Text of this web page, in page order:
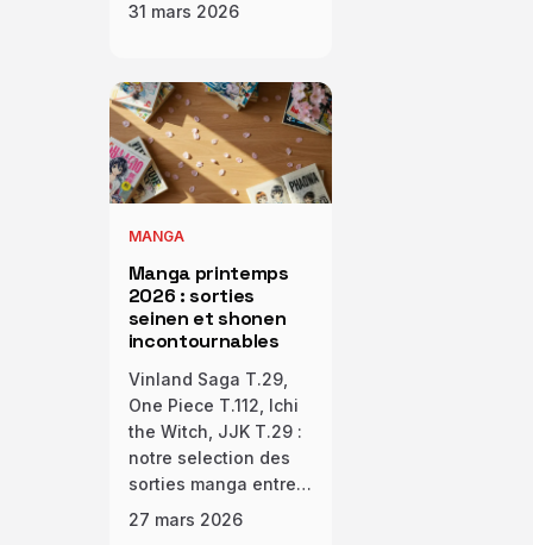
31 mars 2026
MANGA
Manga printemps
2026 : sorties
seinen et shonen
incontournables
Vinland Saga T.29,
One Piece T.112, Ichi
the Witch, JJK T.29 :
notre selection des
sorties manga entre…
27 mars 2026